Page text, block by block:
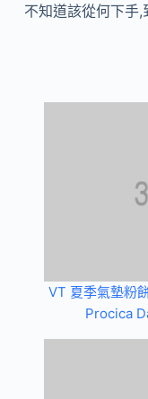
不知道該從何下手
VT 夏季氣墊粉
Procica